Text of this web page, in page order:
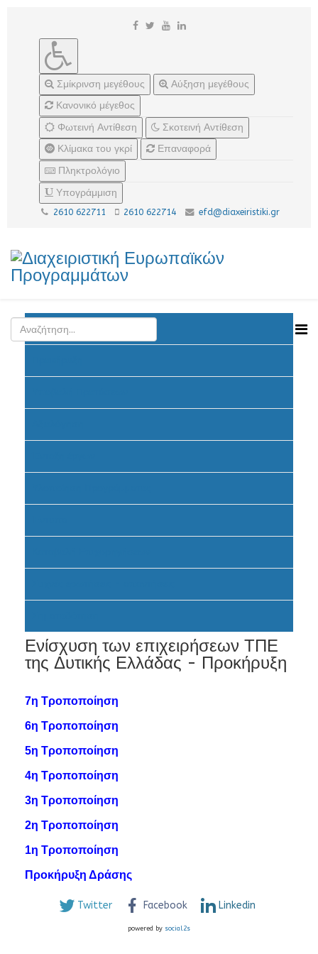
Σμίκρινση μεγέθους
Αύξηση μεγέθους
Κανονικό μέγεθος
Φωτεινή Αντίθεση
Σκοτεινή Αντίθεση
Κλίμακα του γκρί
Επαναφορά
Πληκτρολόγιο
Υπογράμμιση
2610 622711 2610 622714 efd@diaxeiristiki.gr
Ανακοινώσεις
Ενίσχυση των επιχειρήσεων ΤΠΕ
της Δυτικής Ελλάδας - Προκήρυξη
7η Τροποποίηση
6η Τροποποίηση
5η Τροποποίηση
4η Τροποποίηση
3η Τροποποίηση
2η Τροποποίηση
1η Τροποποίηση
Προκήρυξη Δράσης
Twitter Facebook Linkedin
powered by social2s